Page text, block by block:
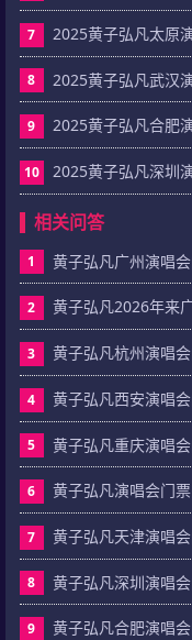
7 2025黄子弘凡太原
8 2025黄子弘凡武汉
9 2025黄子弘凡合肥
10 2025黄子弘凡深圳
相关问答
1 黄子弘凡广州演唱
2 黄子弘凡2026年来
3 黄子弘凡杭州演唱
4 黄子弘凡西安演唱
5 黄子弘凡重庆演唱
6 黄子弘凡演唱会门票
7 黄子弘凡天津演唱
8 黄子弘凡深圳演唱
9 黄子弘凡合肥演唱